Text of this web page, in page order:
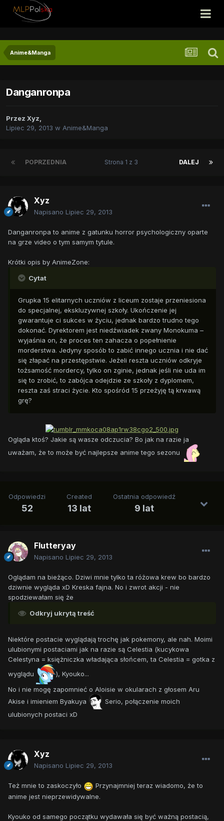
Anime&Manga
Danganronpa
Przez Xyz,
Lipiec 29, 2013 w Anime&Manga
POPRZEDNIA DALEJ
Strona 1 z 3
Xyz
Napisano Lipiec 29, 2013
Danganronpa to anime z gatunku horror psychologiczny oparte
na grze video o tym samym tytule.
Krótki opis by AnimeZone:
Cytat
Grupka 15 elitarnych uczniów z liceum zostaje przeniesiona
do specjalnej, ekskluzywnej szkoły. Ukończenie jej
gwarantuje ci sukces w życiu, jednak bardzo trudno tego
dokonać. Dyrektorem jest niedźwiadek zwany Monokuma –
wyjaśnia on, że proces ten zahacza o popełnienie
morderstwa. Jedyny sposób to zabić innego ucznia i nie dać
się złapać na przestępstwie. Jeżeli reszta uczniów odkryje
tożsamość mordercy, tylko on zginie, jednak jeśli nie uda im
się to zrobić, to zabójca odejdzie ze szkoły z dyplomem,
reszta zaś straci życie. Kto spośród 15 przeżyję tą krwawą
grę?
Ogląda ktoś? Jakie są wasze odczucia? Bo jak na razie ja
uważam, że to może być najlepsze anime tego sezonu
Odpowiedzi
52
Created
13 lat
Ostatnia odpowiedź
9 lat
Flutteryay
Napisano Lipiec 29, 2013
Oglądam na bieżąco. Dziwi mnie tylko ta różowa krew bo bardzo
dziwnie wygląda xD Kreska fajna. No i zwrot akcji - nie
spodziewałam się że
Odkryj ukrytą treść
Niektóre postacie wyglądają trochę jak pokemony, ale nah. Moimi
ulubionymi postaciami jak na razie są Celestia (kucykowa
Celestyna = księżniczka władająca słońcem, ta Celestia = gotka z
wyglądu
), Kyouko...
No i nie mogę zapomnieć o Aloisie w okularach z głosem Aru
Akise i imieniem Byakuya
Serio, połączenie moich
ulubionych postaci xD
Xyz
Napisano Lipiec 29, 2013
Też mnie to zaskoczyło
Przynajmniej teraz wiadomo, że to
anime jest nieprzewidywalne.
Kyouko od samego początku wydawała się być ważną postacią,